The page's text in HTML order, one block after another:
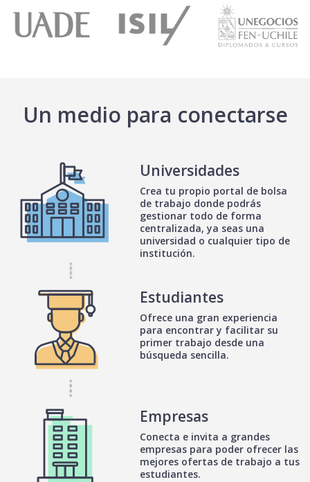
Un medio para conectarse
Universidades
Crea tu propio portal de bolsa
de trabajo donde podrás
gestionar todo de forma
centralizada, ya seas una
universidad o cualquier tipo de
institución.
Estudiantes
Ofrece una gran experiencia
para encontrar y facilitar su
primer trabajo desde una
búsqueda sencilla.
Empresas
Conecta e invita a grandes
empresas para poder ofrecer las
mejores ofertas de trabajo a tus
estudiantes.